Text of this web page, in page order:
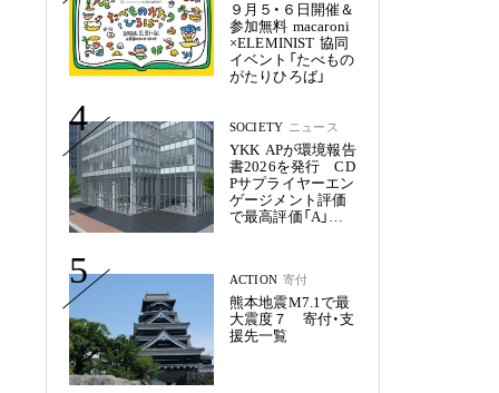
９月５・６日開催＆
参加無料 macaroni
×ELEMINIST 協同
イベント「たべもの
がたりひろば」
4 SOCIETY ニュース
YKK APが環境報告
書2026を発行 CD
Pサプライヤーエン
ゲージメント評価
で最高評価「A」を
5 ACTION 寄付
熊本地震M7.1で最
大震度７ 寄付・支
援先一覧